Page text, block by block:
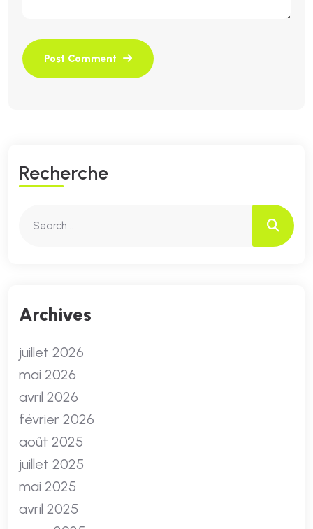
RECHERCHE
Archives
juillet 2026
mai 2026
avril 2026
février 2026
août 2025
juillet 2025
mai 2025
avril 2025